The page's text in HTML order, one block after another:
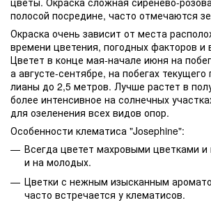
полосой посредине, часто отмечаются
Окраска очень зависит от места
времени цветения, погодных факторов и
Цветет в конце мая-начале июня на
а августе-сентябре, на побегах
лианы до 2,5 метров. Лучше растет в
более интенсивное на солнечных
для озеленения всех видов опор.
Особенности клематиса "Josephine":
Всегда цветет махровыми цветками и
и на молодых.
Цветки с нежным изысканным
часто встречается у клематисов.